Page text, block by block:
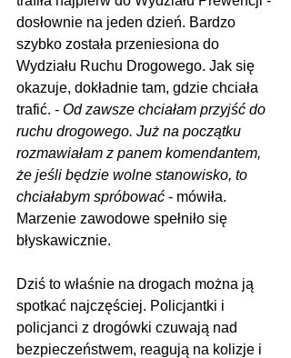
dosłownie na jeden dzień. Bardzo
szybko została przeniesiona do
Wydziału Ruchu Drogowego. Jak się
okazuje, dokładnie tam, gdzie chciała
trafić. - Od zawsze chciałam przyjść do
ruchu drogowego. Już na początku
rozmawiałam z panem komendantem,
że jeśli będzie wolne stanowisko, to
chciałabym spróbować - mówiła.
Marzenie zawodowe spełniło się
błyskawicznie.
Dziś to właśnie na drogach można ją
spotkać najczęściej. Policjantki i
policjanci z drogówki czuwają nad
bezpieczeństwem, reagują na kolizje i